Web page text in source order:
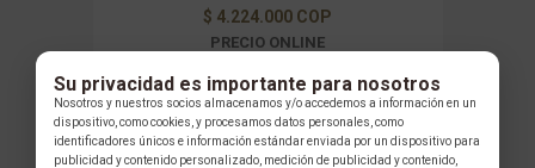
$ 4.224.000 COP
PRECIO ONLINE
AÑADIR VER
Su privacidad es importante para nosotros
Nosotros y nuestros socios almacenamos y/o accedemos a información en un
dispositivo, como cookies, y procesamos datos personales, como
identificadores únicos e información estándar enviada por un dispositivo para
publicidad y contenido personalizado, medición de publicidad y contenido,